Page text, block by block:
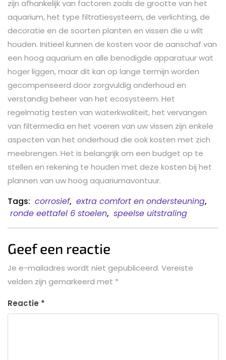
zijn afhankelijk van factoren zoals de grootte van het
aquarium, het type filtratiesysteem, de verlichting, de
decoratie en de soorten planten en vissen die u wilt
houden. Initieel kunnen de kosten voor de aanschaf van
een hoog aquarium en alle benodigde apparatuur wat
hoger liggen, maar dit kan op lange termijn worden
gecompenseerd door zorgvuldig onderhoud en
verstandig beheer van het ecosysteem. Het
regelmatig testen van waterkwaliteit, het vervangen
van filtermedia en het voeren van uw vissen zijn enkele
aspecten van het onderhoud die ook kosten met zich
meebrengen. Het is belangrijk om een budget op te
stellen en rekening te houden met deze kosten bij het
plannen van uw hoog aquariumavontuur.
Tags: corrosief, extra comfort en ondersteuning,
ronde eettafel 6 stoelen, speelse uitstraling
Geef een reactie
Je e-mailadres wordt niet gepubliceerd. Vereiste
velden zijn gemarkeerd met *
Reactie *